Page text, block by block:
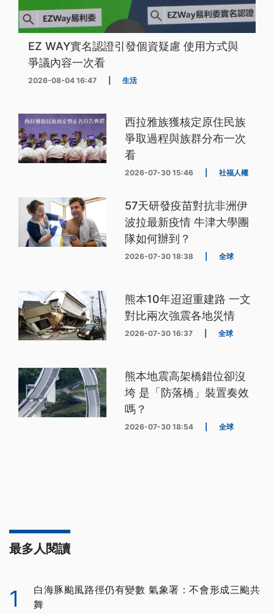
EZ WAY實名認證引發個資疑慮 使用方式與
爭議內容一次看
2026-08-04 16:47 生活
西拉雅族獲核定原住民族
爭取過程與族群分布一次
看
2026-07-30 15:46 社福人權
57天研發疫苗對抗非洲伊
波拉最新疫情 牛津大學團
隊如何辦到？
2026-07-30 18:38 全球
熊本10年迢迢重建路 一文
對比兩次強震各地災情
2026-07-30 16:37 全球
熊本地震高架橋錯位卻沒
垮 是「防落橋」裝置奏效
嗎？
2026-07-30 18:54 全球
最多人閱讀
1
白海豚颱風路徑仍有變數 氣象署：不會形成三颱共
舞